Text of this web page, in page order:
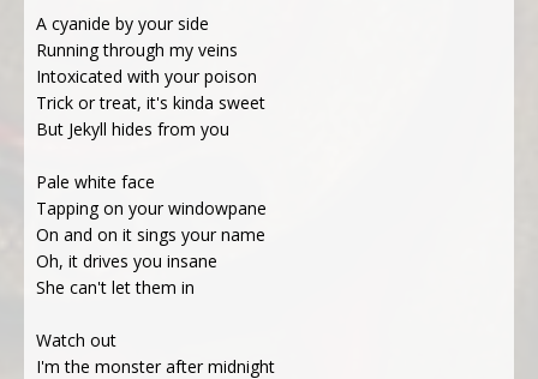
A cyanide by your side
Running through my veins
Intoxicated with your poison
Trick or treat, it's kinda sweet
But Jekyll hides from you
Pale white face
Tapping on your windowpane
On and on it sings your name
Oh, it drives you insane
She can't let them in
Watch out
I'm the monster after midnight